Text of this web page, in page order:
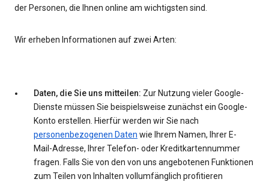
der Personen, die Ihnen online am wichtigsten sind.
Wir erheben Informationen auf zwei Arten:
Daten, die Sie uns mitteilen: Zur Nutzung vieler Google-
Dienste müssen Sie beispielsweise zunächst ein Google-
Konto erstellen. Hierfür werden wir Sie nach
personenbezogenen Daten wie Ihrem Namen, Ihrer E-
Mail-Adresse, Ihrer Telefon- oder Kreditkartennummer
fragen. Falls Sie von den von uns angebotenen Funktionen
zum Teilen von Inhalten vollumfänglich profitieren